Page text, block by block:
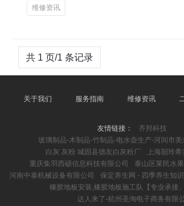
维修资讯
共 1 页/1 条记录
关于我们 服务指南 维修资讯
友情链接：
齐邦科技
玻璃制品-木制品-竹制品-电水壶生产-河间市
白灰 灰粉 城固县德友白灰粉厂
上海韶玲
重庆集羽西硕信息科技有限公司
泰山区莱民水
河南中泰机械设备有限公司
保定养生网 - 四季养生知
橡胶地板安装,橡胶地板施工队【专业承接
达人来了-杭州圣淘电子商务有限